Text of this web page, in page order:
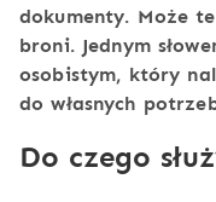
dokumenty. Może
broni. Jednym
osobistym, który
do własnych
Do czego